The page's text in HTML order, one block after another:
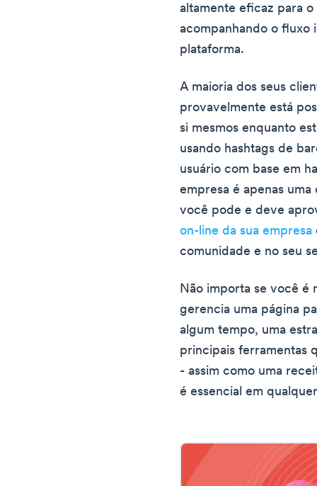
altamente eficaz para
acompanhando o fluxo
plataforma.
A maioria dos seus
provavelmente está
si mesmos enquanto
usando hashtags de
usuário com base em
empresa é apenas
você pode e deve
on-line da sua empresa
comunidade e no seu
Não importa se você é
gerencia uma página
algum tempo, uma
principais ferramentas
- assim como uma
é essencial em